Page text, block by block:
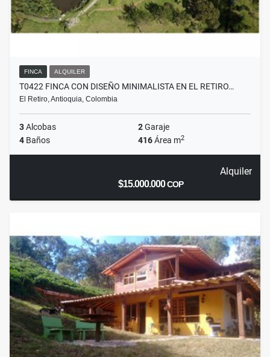
FINCA ALQUILER
T0422 FINCA CON DISEÑO MINIMALISTA EN EL RETIRO…
El Retiro, Antioquia, Colombia
3Alcobas 2Garaje
4 Baños 416Área m2
Alquiler
$15.000.000COP